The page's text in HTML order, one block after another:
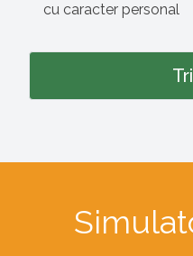
cu caracter personal